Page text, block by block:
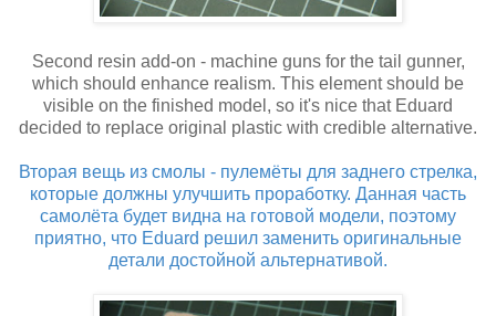
Second resin add-on - machine guns for the tail gunner,
which should enhance realism. This element should be
visible on the finished model, so it's nice that Eduard
decided to replace original plastic with credible alternative.
Вторая вещь из смолы - пулемёты для заднего стрелка,
которые должны улучшить проработку. Данная часть
самолёта будет видна на готовой модели, поэтому
приятно, что Eduard решил заменить оригинальные
детали достойной альтернативой.